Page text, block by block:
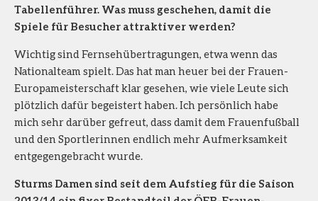
Tabellenführer. Was muss geschehen, damit die
Spiele für Besucher attraktiver werden?
Wichtig sind Fernsehübertragungen, etwa wenn das
Nationalteam spielt. Das hat man heuer bei der Frauen-
Europameisterschaft klar gesehen, wie viele Leute sich
plötzlich dafür begeistert haben. Ich persönlich habe
mich sehr darüber gefreut, dass damit dem Frauenfußball
und den Sportlerinnen endlich mehr Aufmerksamkeit
entgegengebracht wurde.
Sturms Damen sind seit dem Aufstieg für die Saison